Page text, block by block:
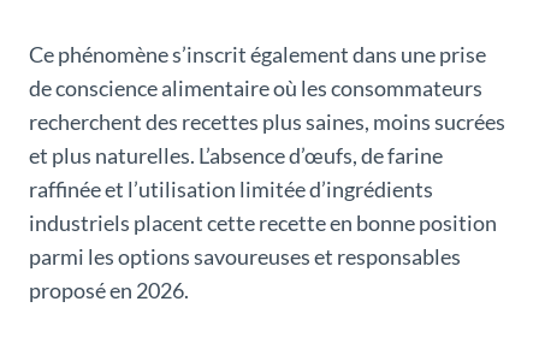
Ce phénomène s’inscrit également dans une prise
de conscience alimentaire où les consommateurs
recherchent des recettes plus saines, moins sucrées
et plus naturelles. L’absence d’œufs, de farine
raffinée et l’utilisation limitée d’ingrédients
industriels placent cette recette en bonne position
parmi les options savoureuses et responsables
proposé en 2026.